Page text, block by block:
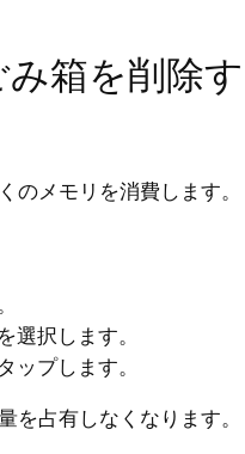
み箱を削除す
のメモリを消費します。
を選択します。
ップします。
を占有しなくなります。